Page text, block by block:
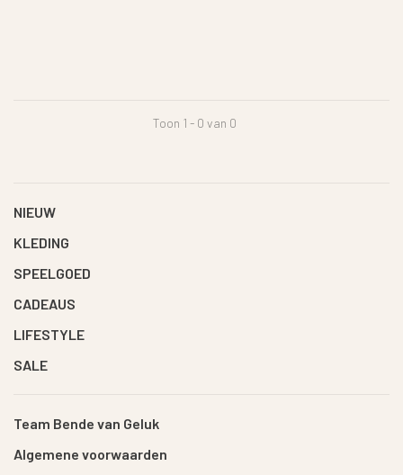
Toon 1 - 0 van 0
NIEUW
KLEDING
SPEELGOED
CADEAUS
LIFESTYLE
SALE
Team Bende van Geluk
Algemene voorwaarden